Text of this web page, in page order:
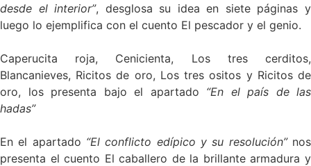
desde el interior”, desglosa su idea en siete páginas y
luego lo ejemplifica con el cuento El pescador y el genio.
Caperucita roja, Cenicienta, Los tres cerditos,
Blancanieves, Ricitos de oro, Los tres ositos y Ricitos de
oro, los presenta bajo el apartado “En el país de las
hadas”
En el apartado “El conflicto edípico y su resolución”nos
presenta el cuento El caballero de la brillante armadura y